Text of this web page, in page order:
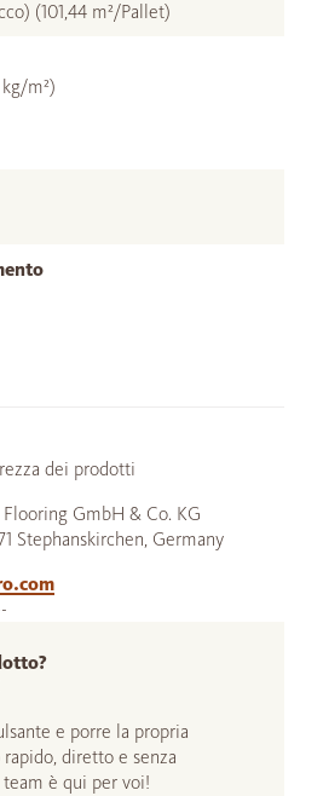
(101,44 m²/Pallet)
m²)
dei prodotti
GmbH & Co. KG
Stephanskirchen, Germany
e porre la propria
diretto e senza
è qui per voi!